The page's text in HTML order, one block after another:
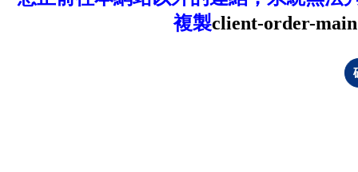
複製client-order-